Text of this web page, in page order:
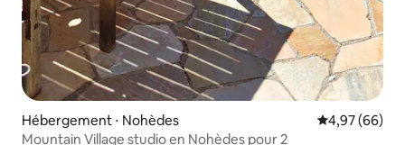
Hébergement ⋅ Nohèdes Évaluation
4,97 (66)
Mountain Village studio en Nohèdes pour 2